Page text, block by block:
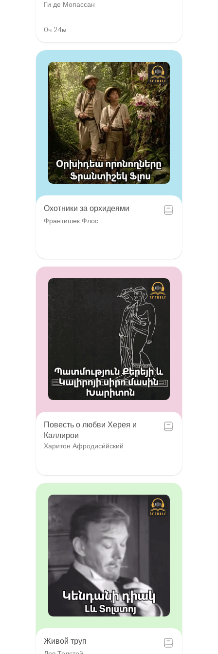
Ги де Мопассан
0ч 24м
Охотники за орхидеями
Франтишек Флос
Повесть о любви Херея и
Каллирои
Харитон Афродиси́йский
Живой труп